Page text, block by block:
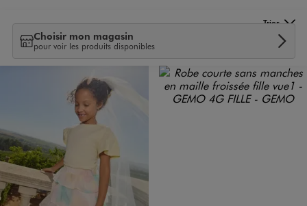
Choisir mon magasin
pour voir les produits disponibles
Trier